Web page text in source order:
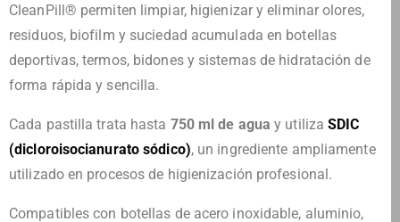
CleanPill® permiten limpiar, higienizar y eliminar olores,
residuos, biofilm y suciedad acumulada en botellas
deportivas, termos, bidones y sistemas de hidratación de
forma rápida y sencilla.
Cada pastilla trata hasta 750 ml de agua y utilizaSDIC
(dicloroisocianurato sódico), un ingrediente ampliamente
utilizado en procesos de higienización profesional.
Compatibles con botellas de acero inoxidable, aluminio,